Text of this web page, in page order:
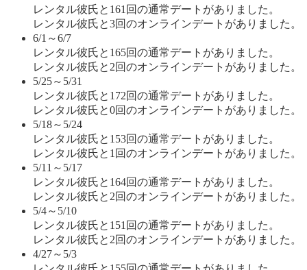
レンタル彼氏と161回の通常デートがありました。
レンタル彼氏と3回のオンラインデートがありました。
6/1～6/7
レンタル彼氏と165回の通常デートがありました。
レンタル彼氏と2回のオンラインデートがありました。
5/25～5/31
レンタル彼氏と172回の通常デートがありました。
レンタル彼氏と0回のオンラインデートがありました。
5/18～5/24
レンタル彼氏と153回の通常デートがありました。
レンタル彼氏と1回のオンラインデートがありました。
5/11～5/17
レンタル彼氏と164回の通常デートがありました。
レンタル彼氏と2回のオンラインデートがありました。
5/4～5/10
レンタル彼氏と151回の通常デートがありました。
レンタル彼氏と2回のオンラインデートがありました。
4/27～5/3